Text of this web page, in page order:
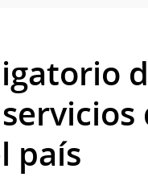
país